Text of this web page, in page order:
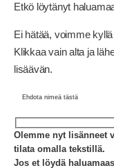
Etkö löytänyt
Ei hätää, voimme
Klikkaa vain alta ja
lisäävän.
Ehdota nimeä tästä
Olemme nyt lisänneet
tilata omalla tekstillä.
Jos et löydä